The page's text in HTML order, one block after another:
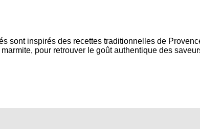
sont inspirés des recettes traditionnelles de
marmite, pour retrouver le goût authentique des